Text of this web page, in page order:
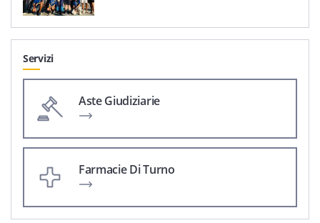
Servizi
Aste Giudiziarie
Farmacie Di Turno